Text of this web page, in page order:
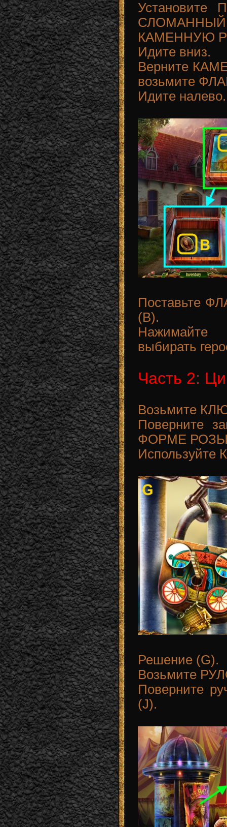
КАМЕННУЮ
Идите вниз.
Верните
возьмите
Идите налево.
Поставьте
(B).
выбирать
Часть 2:
Возьмите
Поверните
ФОРМЕ РОЗЫ
Используйте
Решение (G).
Возьмите
Поверните
(J).